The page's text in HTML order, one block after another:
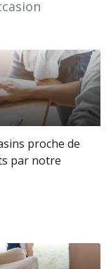
proche de
par notre